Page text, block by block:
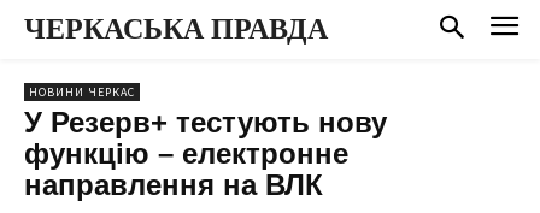
ЧЕРКАСЬКА ПРАВДА
НОВИНИ ЧЕРКАС
У Резерв+ тестують нову
функцію – електронне
направлення на ВЛК